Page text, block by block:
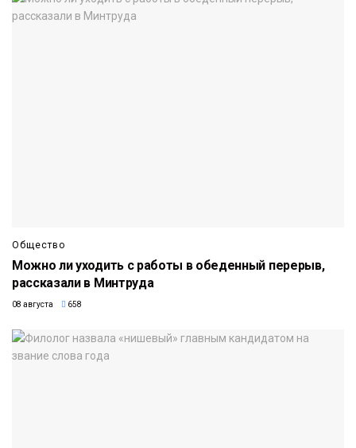
Общество
Можно ли уходить с работы в обеденный перерыв,
рассказали в Минтруда
08 августа 658